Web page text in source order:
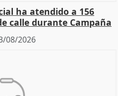
ha atendido a 156
calle durante Campaña
08/2026